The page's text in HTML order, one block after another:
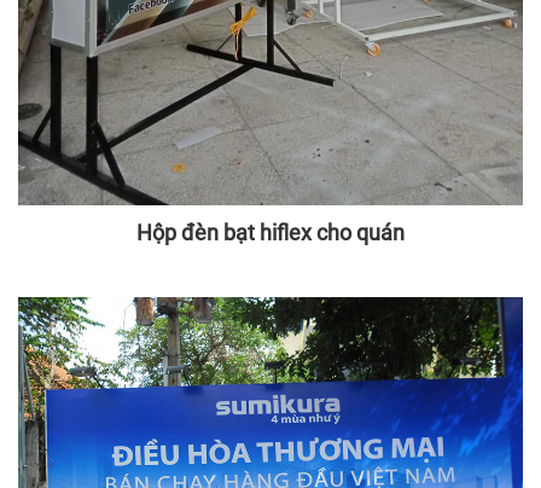
Hộp đèn bạt hiflex cho quán